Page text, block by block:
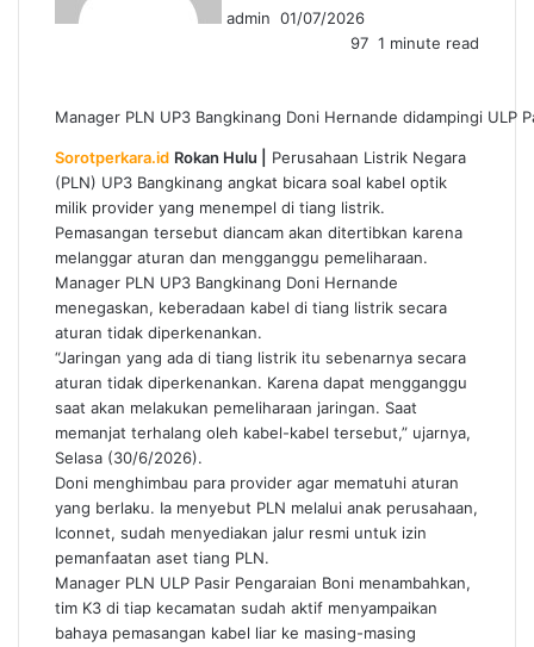
admin 01/07/2026
97 1 minute read
Manager PLN UP3 Bangkinang Doni Hernande didampingi ULP
Sorotperkara.id Rokan Hulu |
Perusahaan Listrik Negara
(PLN) UP3 Bangkinang angkat bicara soal kabel optik
milik provider yang menempel di tiang listrik.
Pemasangan tersebut diancam akan ditertibkan karena
melanggar aturan dan mengganggu pemeliharaan.
Manager PLN UP3 Bangkinang Doni Hernande
menegaskan, keberadaan kabel di tiang listrik secara
aturan tidak diperkenankan.
“Jaringan yang ada di tiang listrik itu sebenarnya secara
aturan tidak diperkenankan. Karena dapat mengganggu
saat akan melakukan pemeliharaan jaringan. Saat
memanjat terhalang oleh kabel-kabel tersebut,” ujarnya,
Selasa (30/6/2026).
Doni menghimbau para provider agar mematuhi aturan
yang berlaku. Ia menyebut PLN melalui anak perusahaan,
Iconnet, sudah menyediakan jalur resmi untuk izin
pemanfaatan aset tiang PLN.
Manager PLN ULP Pasir Pengaraian Boni menambahkan,
tim K3 di tiap kecamatan sudah aktif menyampaikan
bahaya pemasangan kabel liar ke masing-masing